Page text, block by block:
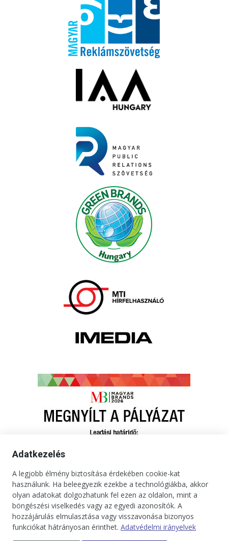
Adatkezelés
A legjobb élmény biztosítása érdekében cookie-kat
használunk. Ha beleegyezik ezekbe a technológiákba, akkor
olyan adatokat dolgozhatunk fel ezen az oldalon, mint a
böngészési viselkedés vagy az egyedi azonosítók. A
hozzájárulás elmulasztása vagy visszavonása bizonyos
funkciókat hátrányosan érinthet. Adatvédelmi irányelvek